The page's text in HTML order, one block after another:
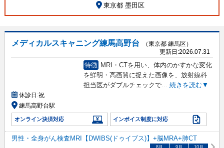
東京都 墨田区
メディカルスキャニング練馬高野台
（東京都 練馬区）
更新日:2026.07.31
特徴 MRI・CTを用い、体内のかすかな変化
を鮮明・高画質に捉えた画像を、放射線科
担当医がダブルチェックで... 続きを読む▼
休診日:祝
練馬高野台駅
オンライン決済対応 インボイス制度に対応
男性・全身がん検査MRI【DWIBS(ドゥイブス)】+脳MRA+肺CT